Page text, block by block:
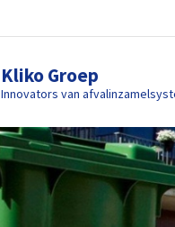
Kliko Groep
Innovators van